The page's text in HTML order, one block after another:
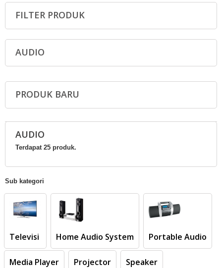
FILTER PRODUK
AUDIO
PRODUK BARU
AUDIO
Terdapat 25 produk.
Sub kategori
Televisi Home Audio System Portable Audio
Media Player Projector Speaker